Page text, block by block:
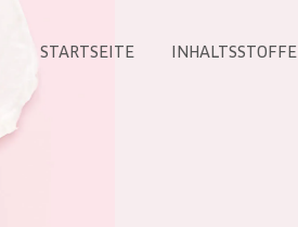
STARTSEITE INHALTSSTOFFE